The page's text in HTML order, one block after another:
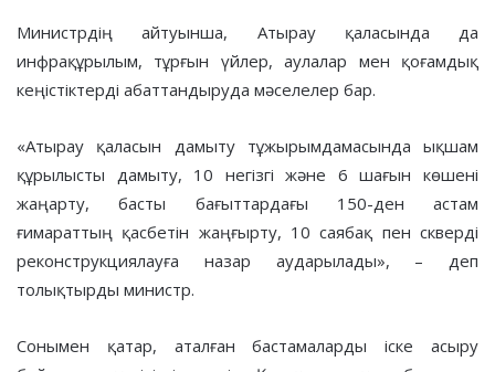
Министрдің айтуынша, Атырау қаласында да
инфрақұрылым, тұрғын үйлер, аулалар мен қоғамдық
кеңістіктерді абаттандыруда мәселелер бар.
«Атырау қаласын дамыту тұжырымдамасында ықшам
құрылысты дамыту, 10 негізгі және 6 шағын көшені
жаңарту, басты бағыттардағы 150-ден астам
ғимараттың қасбетін жаңғырту, 10 саябақ пен скверді
реконструкциялауға назар аударылады», – деп
толықтырды министр.
Сонымен қатар, аталған бастамаларды іске асыру